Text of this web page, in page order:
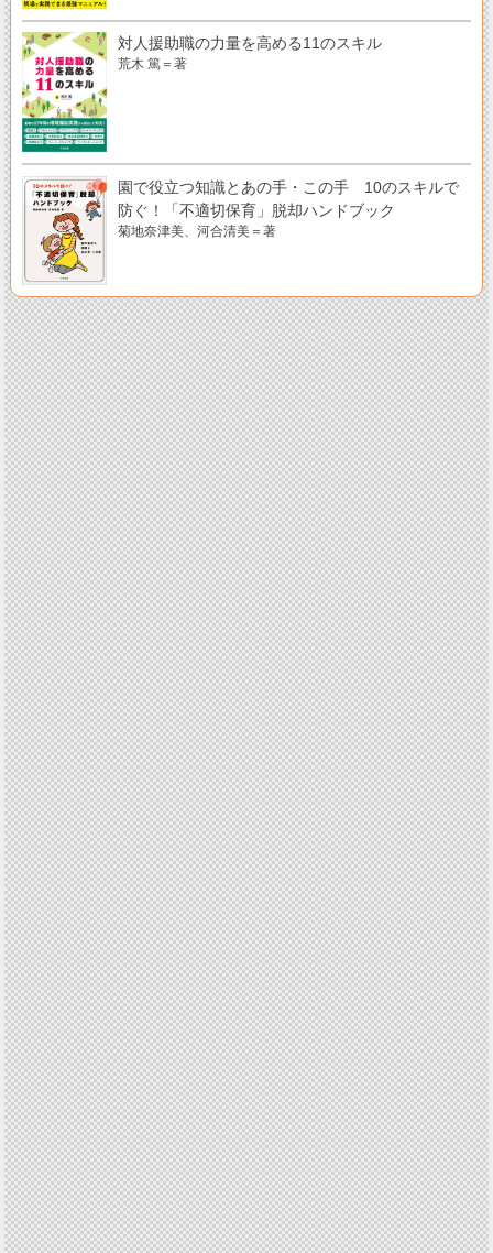
対人援助職の力量を高める11のスキル
荒木 篤＝著
園で役立つ知識とあの手・この手 10のスキルで
防ぐ！「不適切保育」脱却ハンドブック
菊地奈津美、河合清美＝著